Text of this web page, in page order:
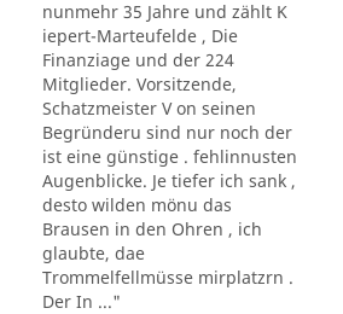
nunmehr 35 Jahre und zählt K
iepert-Marteufelde , Die
Finanziage und der 224
Mitglieder. Vorsitzende,
Schatzmeister V on seinen
Begründeru sind nur noch der
ist eine günstige . fehlinnusten
Augenblicke. Je tiefer ich sank ,
desto wilden mönu das
Brausen in den Ohren , ich
glaubte, dae
Trommelfellmüsse mirplatzrn .
Der In ..."